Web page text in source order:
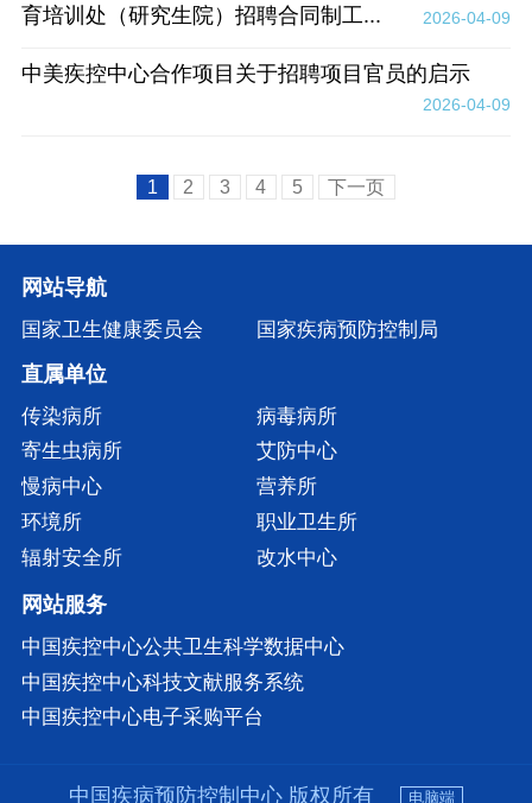
育培训处（研究生院）招聘合同制工...
2026-04-09
中美疾控中心合作项目关于招聘项目官员的启示
2026-04-09
1 2 3 4 5 下一页
网站导航
国家卫生健康委员会 国家疾病预防控制局
直属单位
传染病所
病毒病所
寄生虫病所
艾防中心
慢病中心
营养所
环境所
职业卫生所
辐射安全所
改水中心
网站服务
中国疾控中心公共卫生科学数据中心
中国疾控中心科技文献服务系统
中国疾控中心电子采购平台
中国疾病预防控制中心 版权所有 电脑端